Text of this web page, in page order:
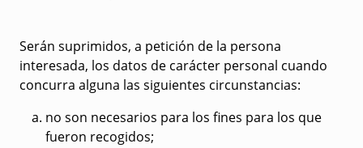
Serán suprimidos, a petición de la persona
interesada, los datos de carácter personal cuando
concurra alguna las siguientes circunstancias:
no son necesarios para los fines para los que
fueron recogidos;